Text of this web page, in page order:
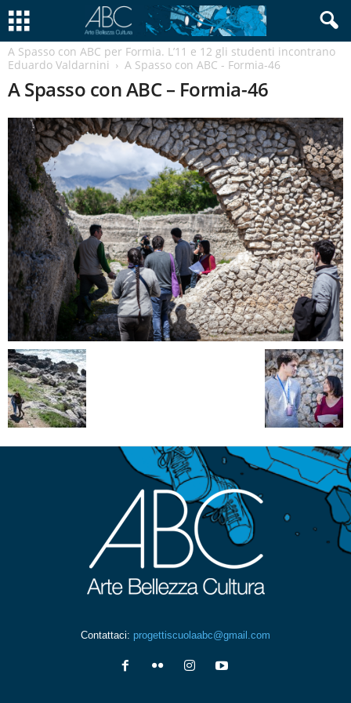
A Spasso con ABC per Formia. L’11 e 12 gli studenti incontrano
Eduardo Valdarnini
A Spasso con ABC - Formia-46
A Spasso con ABC – Formia-46
Contattaci: progettiscuolaabc@gmail.com